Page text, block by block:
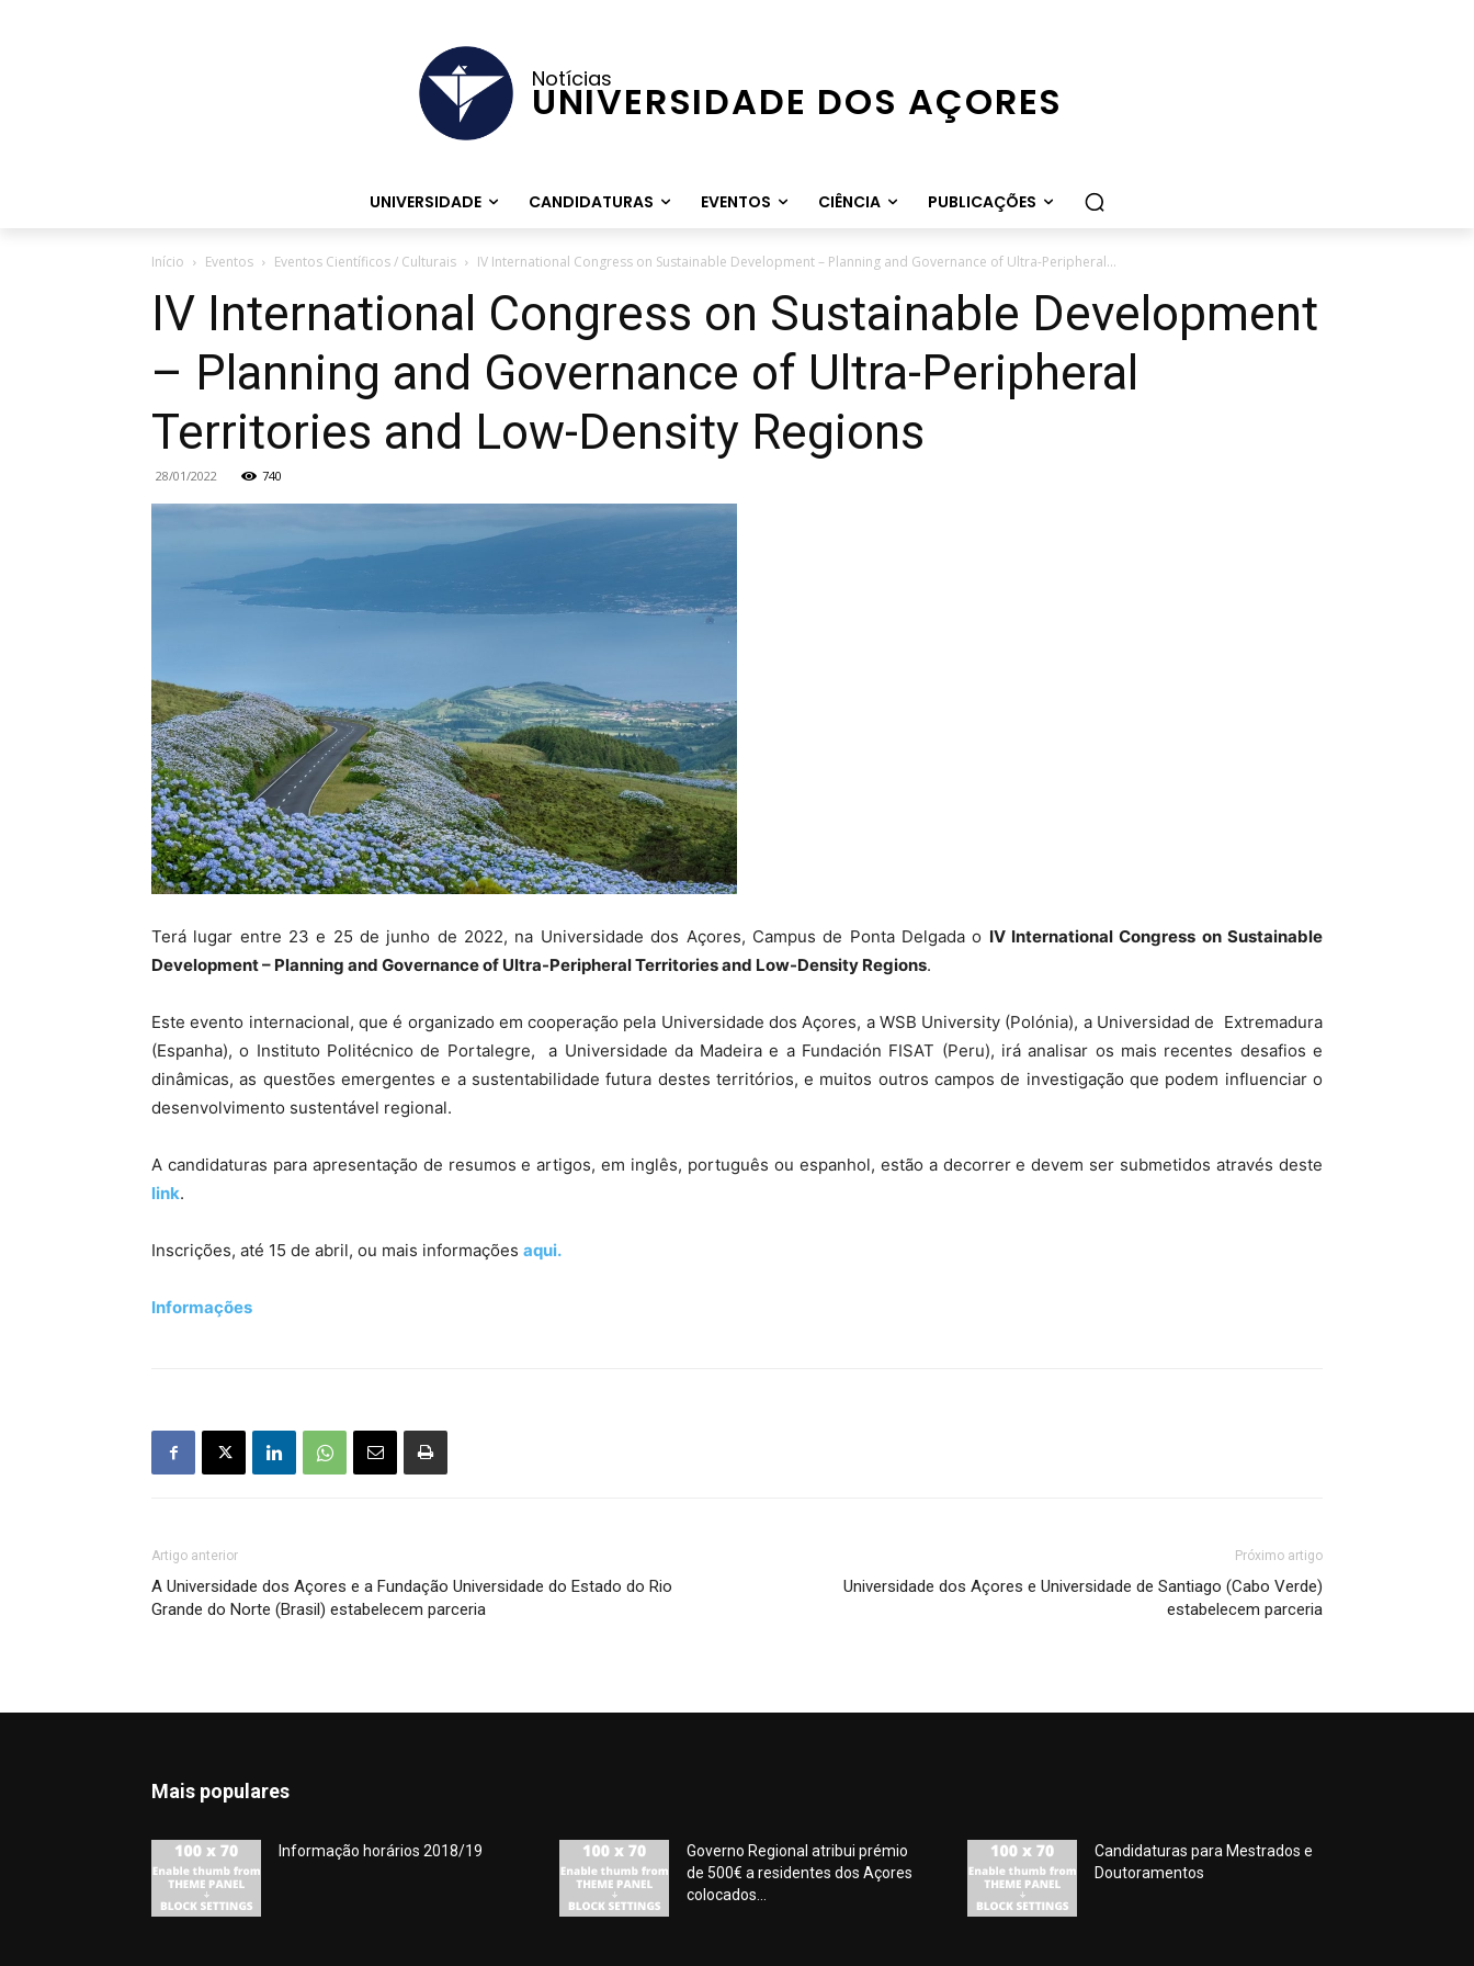
Notícias
UNIVERSIDADE DOS AÇORES
UNIVERSIDADE CANDIDATURAS EVENTOS CIÊNCIA PUBLICAÇÕES
Início Eventos Eventos Científicos / Culturais IV International Congress on Sustainable Development – Planning and Governance of Ultra-Peripheral...
IV International Congress on Sustainable Development
– Planning and Governance of Ultra-Peripheral
Territories and Low-Density Regions
28/01/2022 740
Terá lugar entre 23 e 25 de junho de 2022, na Universidade dos Açores, Campus de Ponta Delgada o IV International Congress on Sustainable
Development – Planning and Governance of Ultra-Peripheral Territories and Low-Density Regions.
Este evento internacional, que é organizado em cooperação pela Universidade dos Açores, a WSB University (Polónia), a Universidad de Extremadura
(Espanha), o Instituto Politécnico de Portalegre, a Universidade da Madeira e a Fundación FISAT (Peru), irá analisar os mais recentes desafios e
dinâmicas, as questões emergentes e a sustentabilidade futura destes territórios, e muitos outros campos de investigação que podem influenciar o
desenvolvimento sustentável regional.
A candidaturas para apresentação de resumos e artigos, em inglês, português ou espanhol, estão a decorrer e devem ser submetidos através deste
link.
Inscrições, até 15 de abril, ou mais informações aqui.
Informações
Artigo anterior
A Universidade dos Açores e a Fundação Universidade do Estado do Rio
Grande do Norte (Brasil) estabelecem parceria
Próximo artigo
Universidade dos Açores e Universidade de Santiago (Cabo Verde)
estabelecem parceria
Mais populares
Informação horários 2018/19
Governo Regional atribui prémio
de 500€ a residentes dos Açores
colocados...
Candidaturas para Mestrados e
Doutoramentos